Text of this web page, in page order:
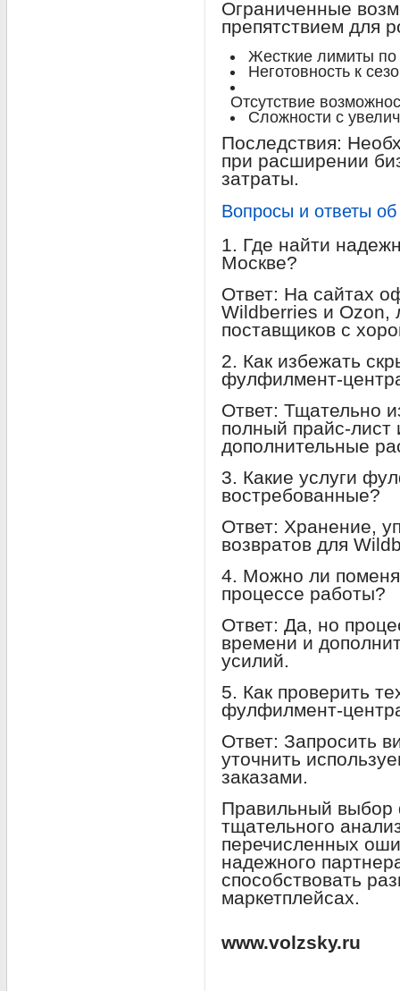
Ограниченные
препятствием для
Жесткие лимиты
Неготовность к
Отсутствие
Сложности с
Последствия:
при расширении
затраты.
Вопросы и ответы
1. Где найти
Москве?
Ответ: На сайтах
Wildberries и Ozon,
поставщиков с
2. Как избежать
фулфилмент-
Ответ: Тщательно
полный прайс-лист
дополнительные
3. Какие услуги
востребованные?
Ответ: Хранение,
возвратов для
4. Можно ли
процессе работы?
Ответ: Да, но
времени и
усилий.
5. Как проверить
фулфилмент-
Ответ: Запросить
уточнить
заказами.
Правильный выбор
тщательного
перечисленных
надежного
способствовать
маркетплейсах.
www.volzsky.ru